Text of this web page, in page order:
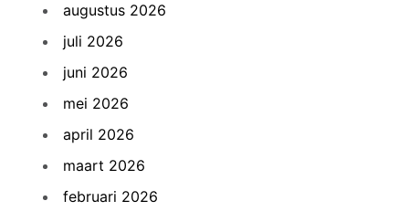
augustus 2026
juli 2026
juni 2026
mei 2026
april 2026
maart 2026
februari 2026